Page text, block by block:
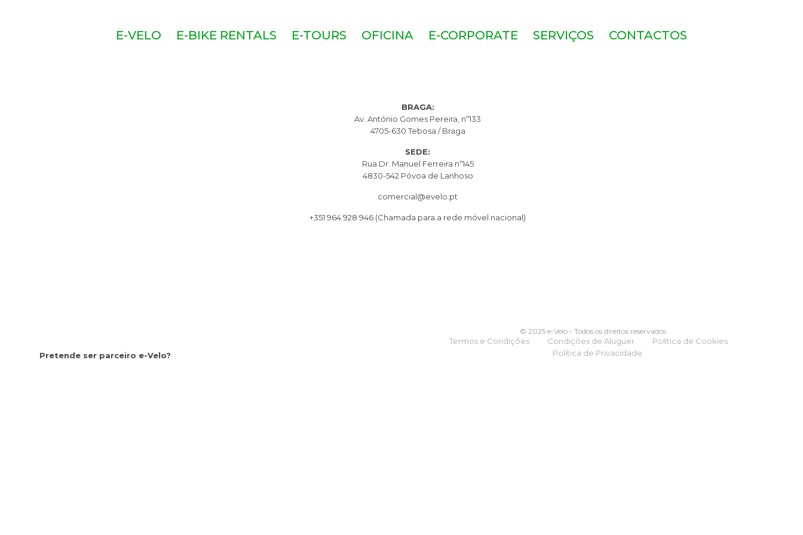
E-VELO E-BIKE RENTALS E-TOURS OFICINA E-CORPORATE SERVIÇOS CONTACTOS
BRAGA:
Av. António Gomes Pereira, nº133
4705-630 Tebosa / Braga
SEDE:
Rua Dr. Manuel Ferreira nº145
4830-542 Póvoa de Lanhoso
comercial@evelo.pt
+351 964 928 946 (Chamada para a rede móvel nacional)
Pretende ser parceiro e-Velo?
© 2025 e-Velo - Todos os direitos reservados
Termos e Condições Condições de Aluguer
Política de Cookies
Política de Privacidade